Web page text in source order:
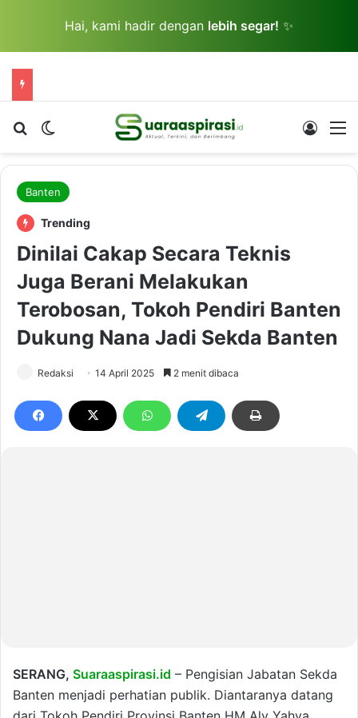
Hai, kami hadir dengan lebih segar! ✨
Cari berita...Switch skin Log In
Banten
Trending
Dinilai Cakap Secara Teknis
Juga Berani Melakukan
Terobosan, Tokoh Pendiri Banten
Dukung Nana Jadi Sekda Banten
Redaksi 14 April 2025 2 menit dibaca
SERANG, Suaraaspirasi.id – Pengisian Jabatan Sekda
Banten menjadi perhatian publik. Diantaranya datang